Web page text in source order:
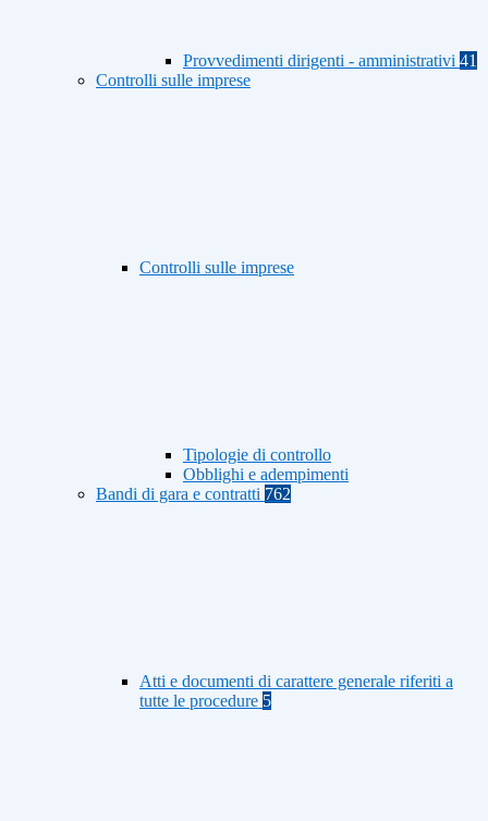
Provvedimenti dirigenti - amministrativi 41
Controlli sulle imprese
Controlli sulle imprese
Tipologie di controllo
Obblighi e adempimenti
Bandi di gara e contratti 762
Atti e documenti di carattere generale riferiti a
tutte le procedure 5